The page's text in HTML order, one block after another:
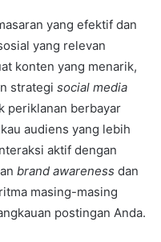
yang efektif dan
yang relevan
konten yang menarik,
strategi social media
periklanan berbayar
audiens yang lebih
aktif dengan
brand awareness dan
masing-masing
postingan Anda.